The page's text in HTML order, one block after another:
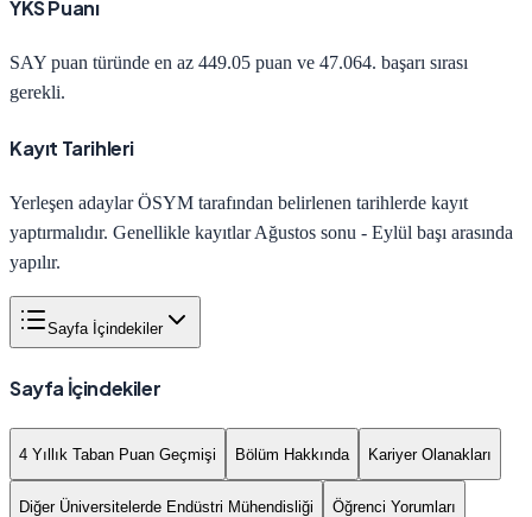
YKS Puanı
SAY puan türünde en az 449.05 puan ve 47.064. başarı sırası
gerekli.
Kayıt Tarihleri
Yerleşen adaylar ÖSYM tarafından belirlenen tarihlerde kayıt
yaptırmalıdır. Genellikle kayıtlar Ağustos sonu - Eylül başı arasında
yapılır.
Sayfa İçindekiler
Sayfa İçindekiler
4 Yıllık Taban Puan Geçmişi Bölüm Hakkında Kariyer Olanakları
Diğer Üniversitelerde Endüstri Mühendisliği Öğrenci Yorumları